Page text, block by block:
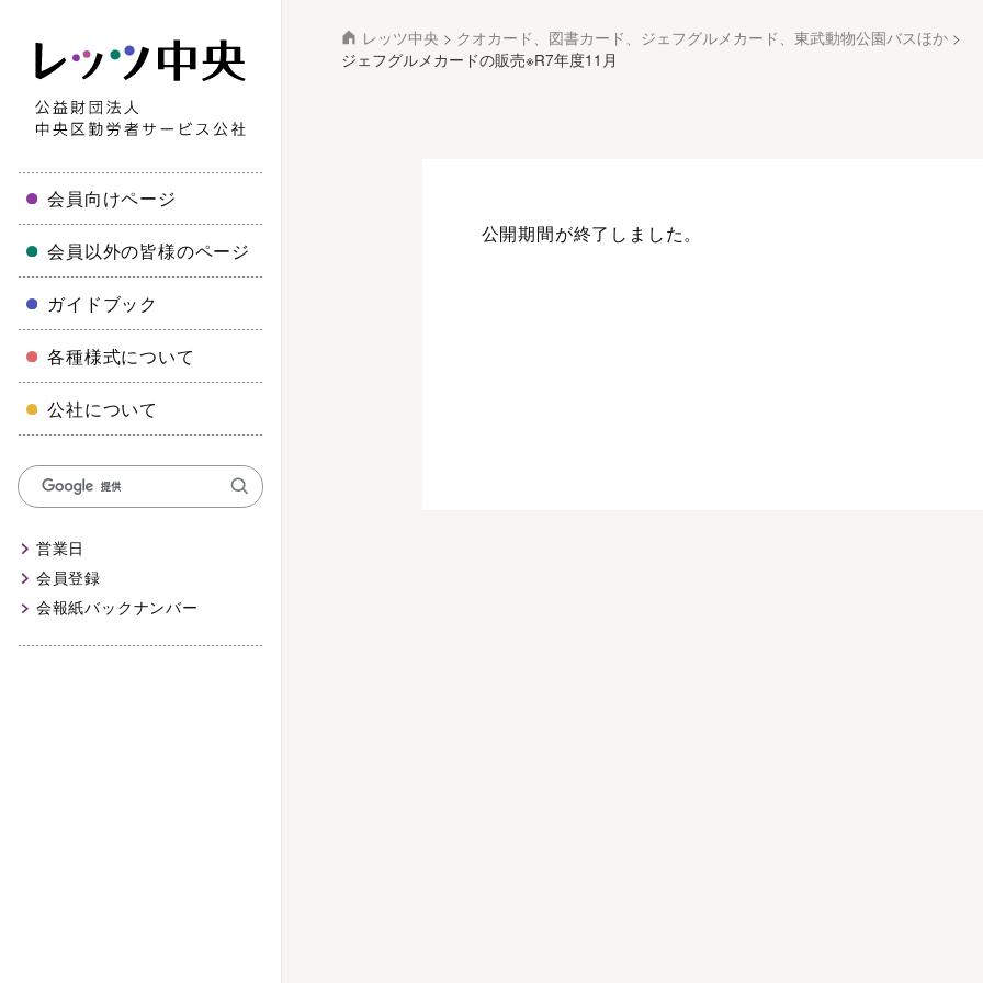
会員向けページ
会員以外の皆様のページ
ガイドブック
各種様式について
公社について
営業日
会員登録
会報紙バックナンバー
レッツ中央 > クオカード、図書カード、ジェフグルメカード、東武動物公園バスほか >
ジェフグルメカードの販売※R7年度11月
公開期間が終了しました。